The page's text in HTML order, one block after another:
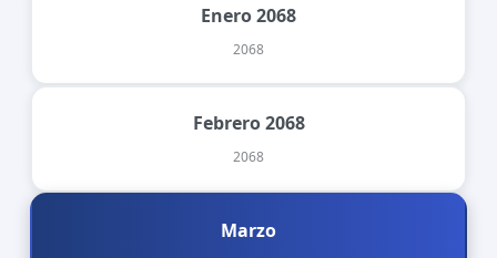
Enero 2068
2068
Febrero 2068
2068
Marzo